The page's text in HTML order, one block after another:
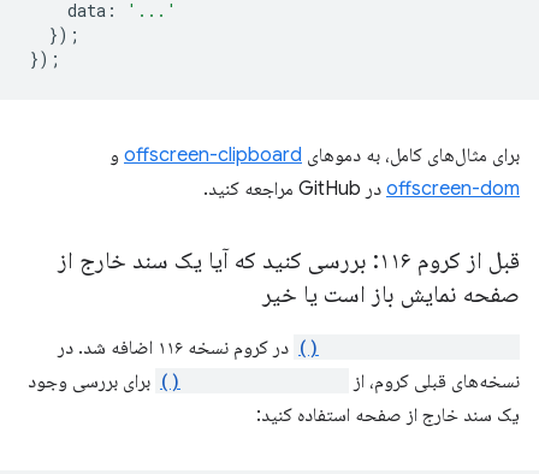
data :
'...'
});
});
برای مثال‌های کامل، به دموهای offscreen-clipboard و
offscreen-dom در GitHub مراجعه کنید.
قبل از کروم ۱۱۶: بررسی کنید که آیا یک سند خارج از
صفحه نمایش باز است یا خیر
در کروم نسخه ۱۱۶ اضافه شد. در
نسخه‌های قبلی کروم، از
برای بررسی وجود
یک سند خارج از صفحه استفاده کنید: